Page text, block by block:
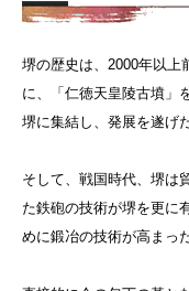
堺の歴史は、2000年以上
に、「仁徳天皇陵古墳」
堺に集結し、発展を遂げ
そして、戦国時代、堺は
た鉄砲の技術が堺を更に
めに鍛冶の技術が高まっ